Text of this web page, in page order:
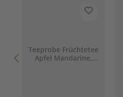
Teeprobe Früchtetee
Apfel Mandarine,